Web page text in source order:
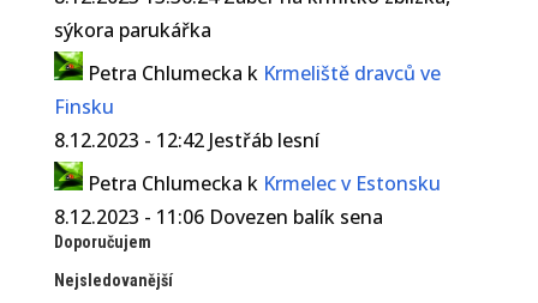
sýkora parukářka
Petra Chlumecka k Krmeliště dravců ve
Finsku
8.12.2023 - 12:42 Jestřáb lesní
Petra Chlumecka k Krmelec v Estonsku
8.12.2023 - 11:06 Dovezen balík sena
Doporučujem
Nejsledovanější